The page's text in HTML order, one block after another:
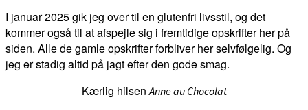
I januar 2025 gik jeg over til en glutenfri livsstil, og det
kommer også til at afspejle sig i fremtidige opskrifter her på
siden. Alle de gamle opskrifter forbliver her selvfølgelig. Og
jeg er stadig altid på jagt efter den gode smag.
Kærlig hilsenAnne au Chocolat